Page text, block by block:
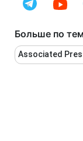
Больше по
Associated